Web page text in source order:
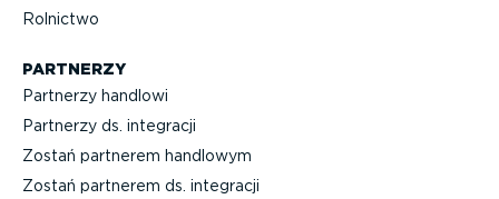
Rolnictwo
PARTNERZY
Partnerzy handlowi
Partnerzy ds. integracji
Zostań partnerem handlowym
Zostań partnerem ds. integracji